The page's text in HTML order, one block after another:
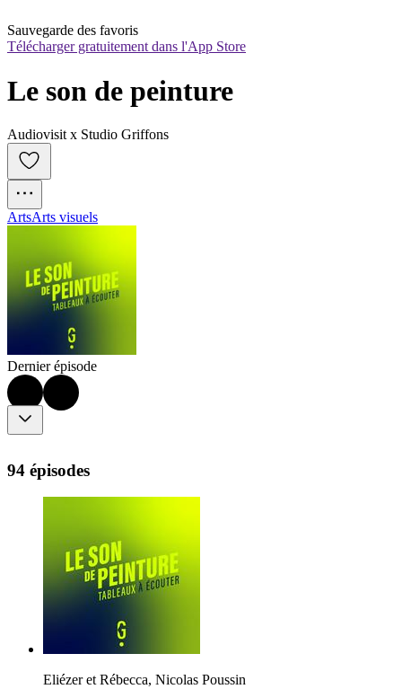
Sauvegarde des favoris
Télécharger gratuitement dans l'App Store
Le son de peinture
Audiovisit x Studio Griffons
ArtsArts visuels
Dernier épisode
94 épisodes
Eliézer et Rébecca, Nicolas Poussin